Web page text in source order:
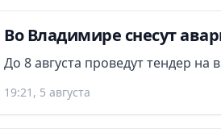
Во Владимире снесут
До 8 августа проведут тендер
19:21, 5 августа